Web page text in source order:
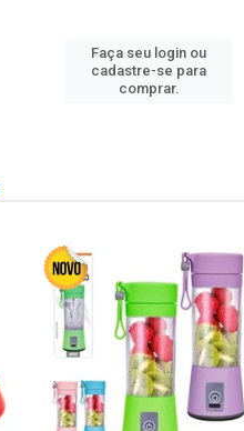
Faça seu login ou
cadastre-se para
comprar.